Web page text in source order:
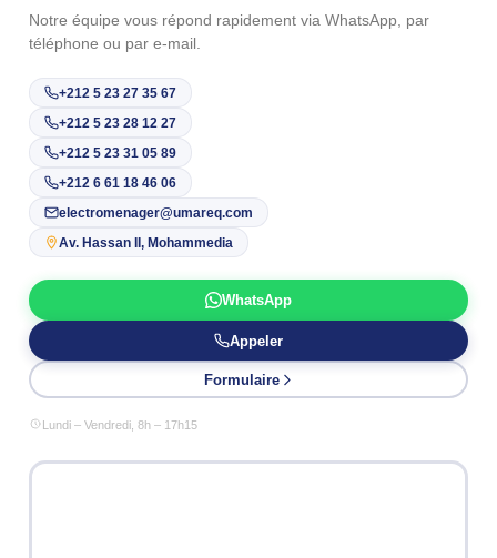
Notre équipe vous répond rapidement via WhatsApp, par
téléphone ou par e-mail.
+212 5 23 27 35 67
+212 5 23 28 12 27
+212 5 23 31 05 89
+212 6 61 18 46 06
electromenager@umareq.com
Av. Hassan II, Mohammedia
WhatsApp
Appeler
Formulaire
Lundi – Vendredi, 8h – 17h15